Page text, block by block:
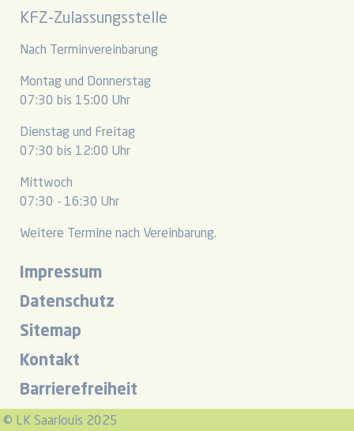
KFZ-Zulassungsstelle
Nach Terminvereinbarung
Montag und Donnerstag
07:30 bis 15:00 Uhr
Dienstag und Freitag
07:30 bis 12:00 Uhr
Mittwoch
07:30 - 16:30 Uhr
Weitere Termine nach Vereinbarung.
Impressum
Datenschutz
Sitemap
Kontakt
Barrierefreiheit
© LK Saarlouis 2025